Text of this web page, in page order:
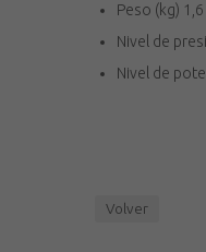
Peso (kg) 1,6
Nivel de presi
Nivel de
Volver